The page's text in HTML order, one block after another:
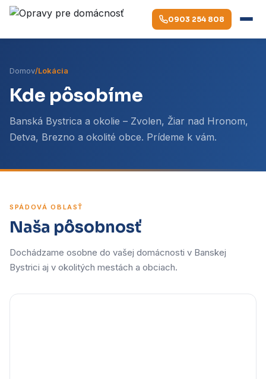
0903 254 808
Domov/Lokácia
Kde pôsobíme
Banská Bystrica a okolie – Zvolen, Žiar nad Hronom,
Detva, Brezno a okolité obce. Prídeme k vám.
SPÁDOVÁ OBLASŤ
Naša pôsobnosť
Dochádzame osobne do vašej domácnosti v Banskej
Bystrici aj v okolitých mestách a obciach.